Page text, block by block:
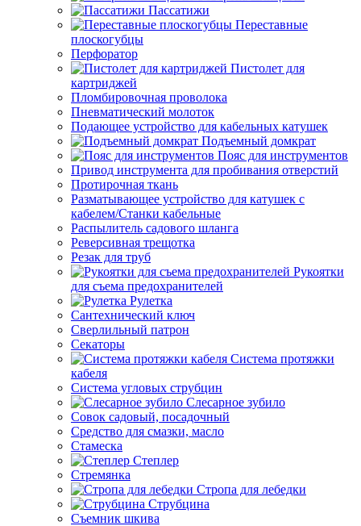
Пассатижи
Переставные
плоскогубцы
Перфоратор
Пистолет для
картриджей
Пломбировочная проволока
Пневматический молоток
Подающее устройство для кабельных катушек
Подъемный домкрат
Пояс для инструментов
Привод инструмента для пробивания отверстий
Протирочная ткань
Разматывающее устройство для катушек с
кабелем/Станки кабельные
Распылитель садового шланга
Реверсивная трещотка
Резак для труб
Рукоятки
для съема предохранителей
Рулетка
Сантехнический ключ
Сверлильный патрон
Секаторы
Система протяжки
кабеля
Система угловых струбцин
Слесарное зубило
Совок садовый, посадочный
Средство для смазки, масло
Стамеска
Степлер
Стремянка
Стропа для лебедки
Струбцина
Съемник шкива